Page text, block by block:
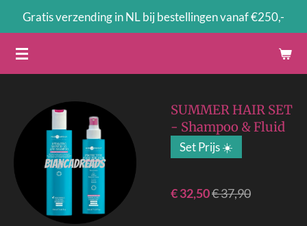
naar
hoofdinhoud
Gratis verzending in NL bij bestellingen vanaf €250,-
SUMMER HAIR SET
- Shampoo & Fluid
Set Prijs ☀️
€ 32,50€ 37,90